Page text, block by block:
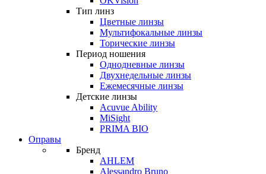
Тип линз
Цветные линзы
Мультифокальные линзы
Торические линзы
Период ношения
Однодневные линзы
Двухнедельные линзы
Ежемесячные линзы
Детские линзы
Acuvue Ability
MiSight
PRIMA BIO
Оправы
Бренд
AHLEM
Alessandro Bruno